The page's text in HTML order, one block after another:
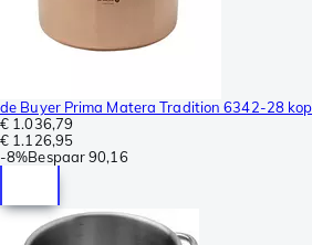
de Buyer Prima Matera Tradition 6342-28
€ 1.036,79
€ 1.126,95
-8%Bespaar90,16